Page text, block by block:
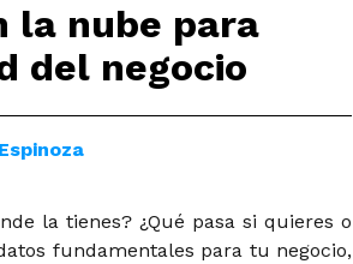
la nube para
del negocio
la tienes? ¿Qué pasa si quieres o
fundamentales para tu negocio,